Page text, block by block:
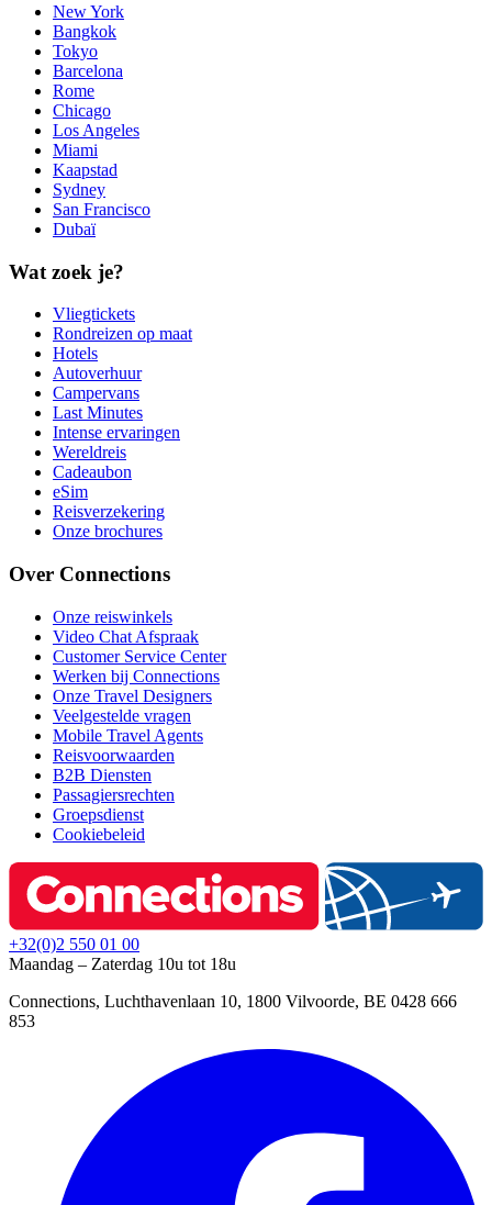
New York
Bangkok
Tokyo
Barcelona
Rome
Chicago
Los Angeles
Miami
Kaapstad
Sydney
San Francisco
Dubaï
Wat zoek je?
Vliegtickets
Rondreizen op maat
Hotels
Autoverhuur
Campervans
Last Minutes
Intense ervaringen
Wereldreis
Cadeaubon
eSim
Reisverzekering
Onze brochures
Over Connections
Onze reiswinkels
Video Chat Afspraak
Customer Service Center
Werken bij Connections
Onze Travel Designers
Veelgestelde vragen
Mobile Travel Agents
Reisvoorwaarden
B2B Diensten
Passagiersrechten
Groepsdienst
Cookiebeleid
+32(0)2 550 01 00
Maandag – Zaterdag 10u tot 18u
Connections, Luchthavenlaan 10, 1800 Vilvoorde, BE 0428 666
853